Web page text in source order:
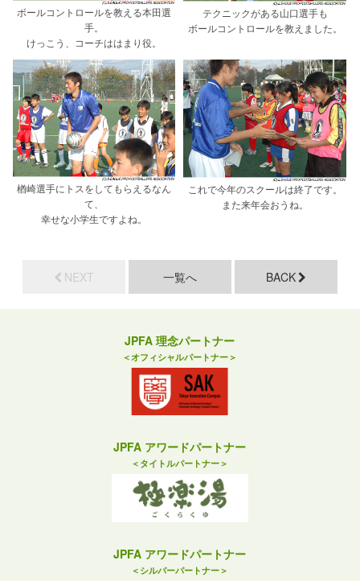
ボールコントロールを教える本田選
手。
けっこう、コーチははまり役。
テクニックがある山口選手も
ボールコントロールを教えました。
楢崎選手にトスをしてもらえるなん
て、
幸せな小学生ですよね。
これで今年のスクールは終了です。
また来年会おうね。
NEXT 一覧へ BACK
JPFA 理念パートナー
＜オフィシャルパートナー＞
JPFA アワードパートナー
＜タイトルパートナー＞
JPFA アワードパートナー
＜シルバーパートナー＞